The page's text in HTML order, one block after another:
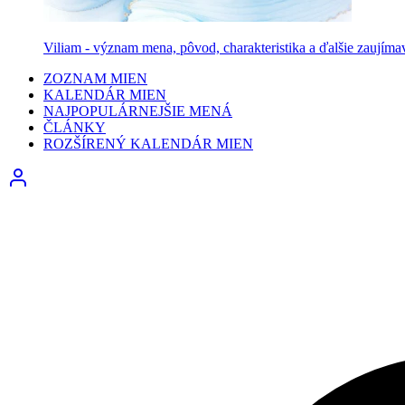
Viliam - význam mena, pôvod, charakteristika a ďalšie
ZOZNAM MIEN
KALENDÁR MIEN
NAJPOPULÁRNEJŠIE MENÁ
ČLÁNKY
ROZŠÍRENÝ KALENDÁR MIEN